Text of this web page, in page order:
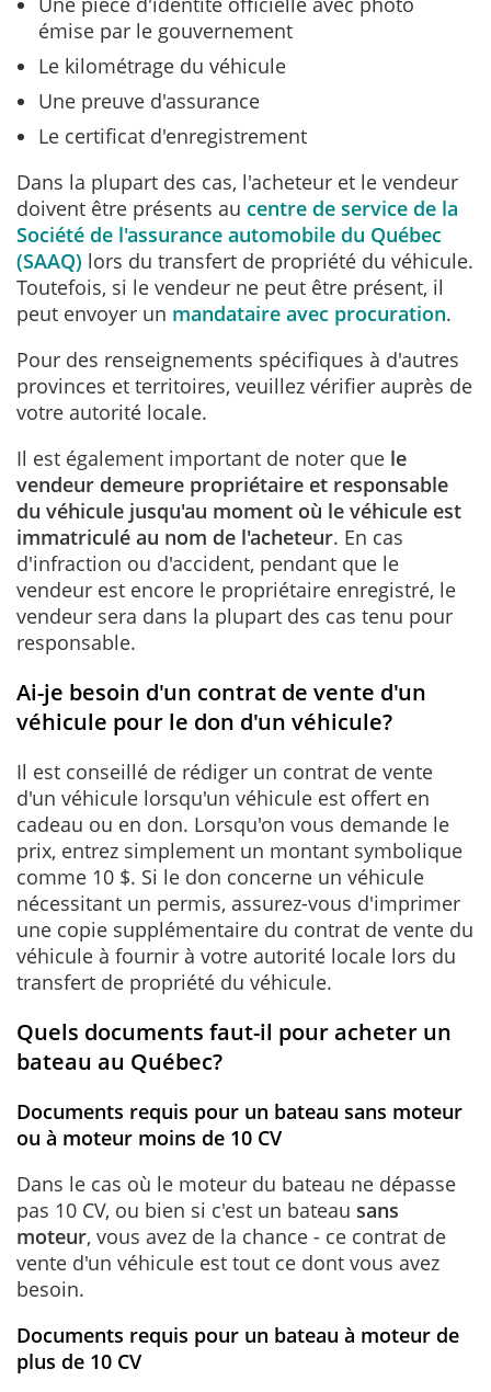
émise par le gouvernement
Le kilométrage du véhicule
Une preuve d'assurance
Le certificat d'enregistrement
Dans la plupart des cas, l'acheteur et le vendeur
doivent être présents au centre de service de la
Société de l'assurance automobile du Québec
(SAAQ) lors du transfert de propriété du véhicule.
Toutefois, si le vendeur ne peut être présent, il
peut envoyer un mandataire avec procuration.
Pour des renseignements spécifiques à d'autres
provinces et territoires, veuillez vérifier auprès de
votre autorité locale.
Il est également important de noter que le
vendeur demeure propriétaire et responsable
du véhicule jusqu'au moment où le véhicule est
immatriculé au nom de l'acheteur. En cas
d'infraction ou d'accident, pendant que le
vendeur est encore le propriétaire enregistré, le
vendeur sera dans la plupart des cas tenu pour
responsable.
Ai-je besoin d'un contrat de vente d'un
véhicule pour le don d'un véhicule?
Il est conseillé de rédiger un contrat de vente
d'un véhicule lorsqu'un véhicule est offert en
cadeau ou en don. Lorsqu'on vous demande le
prix, entrez simplement un montant symbolique
comme 10 $. Si le don concerne un véhicule
nécessitant un permis, assurez-vous d'imprimer
une copie supplémentaire du contrat de vente du
véhicule à fournir à votre autorité locale lors du
transfert de propriété du véhicule.
Quels documents faut-il pour acheter un
bateau au Québec?
Documents requis pour un bateau sans moteur
ou à moteur moins de 10 CV
Dans le cas où le moteur du bateau ne dépasse
pas 10 CV, ou bien si c'est un bateau sans
moteur, vous avez de la chance - ce contrat de
vente d'un véhicule est tout ce dont vous avez
besoin.
Documents requis pour un bateau à moteur de
plus de 10 CV